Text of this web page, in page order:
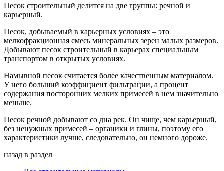
Песок строительный делится на две группы: речной и
карьерный.
Песок, добываемый в карьерных условиях – это
мелкофракционная смесь минеральных зерен малых размеров.
Добывают песок строительный в карьерах специальным
транспортом в открытых условиях.
Намывной песок считается более качественным материалом.
У него больший коэффициент фильтрации, а процент
содержания посторонних мелких примесей в нем значительно
меньше.
Песок речной добывают со дна рек. Он чище, чем карьерный,
без ненужных примесей – органики и глины, поэтому его
характеристики лучше, следовательно, он немного дороже.
назад в раздел